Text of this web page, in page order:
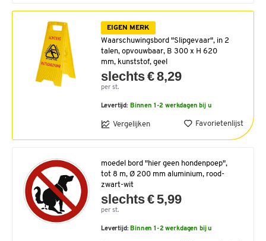
EIGEN MERK
Waarschuwingsbord "Slipgevaar", in 2
talen, opvouwbaar, B 300 x H 620
mm, kunststof, geel
slechts € 8,29
per st.
Levertijd: Binnen 1-2 werkdagen bij u
Vergelijken Favorietenlijst
moedel bord "hier geen hondenpoep",
tot 8 m, Ø 200 mm aluminium, rood-
zwart-wit
slechts € 5,99
per st.
Levertijd:Binnen 1-2 werkdagen bij u